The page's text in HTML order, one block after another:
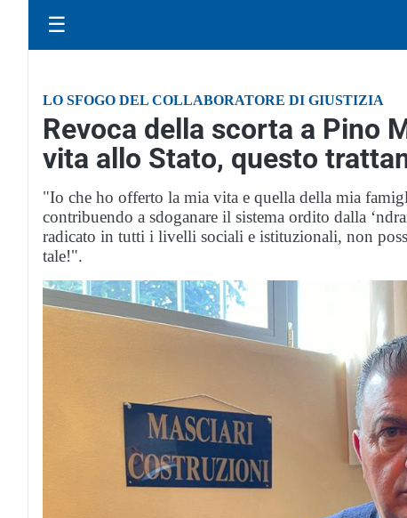
☰
LO SFOGO DEL COLLABORATORE DI GIUSTIZIA
Revoca della scorta a Pino
vita allo Stato, questo
"Io che ho offerto la mia vita e quella della mia
contribuendo a sdoganare il sistema ordito dalla
radicato in tutti i livelli sociali e istituzionali, non
tale!".